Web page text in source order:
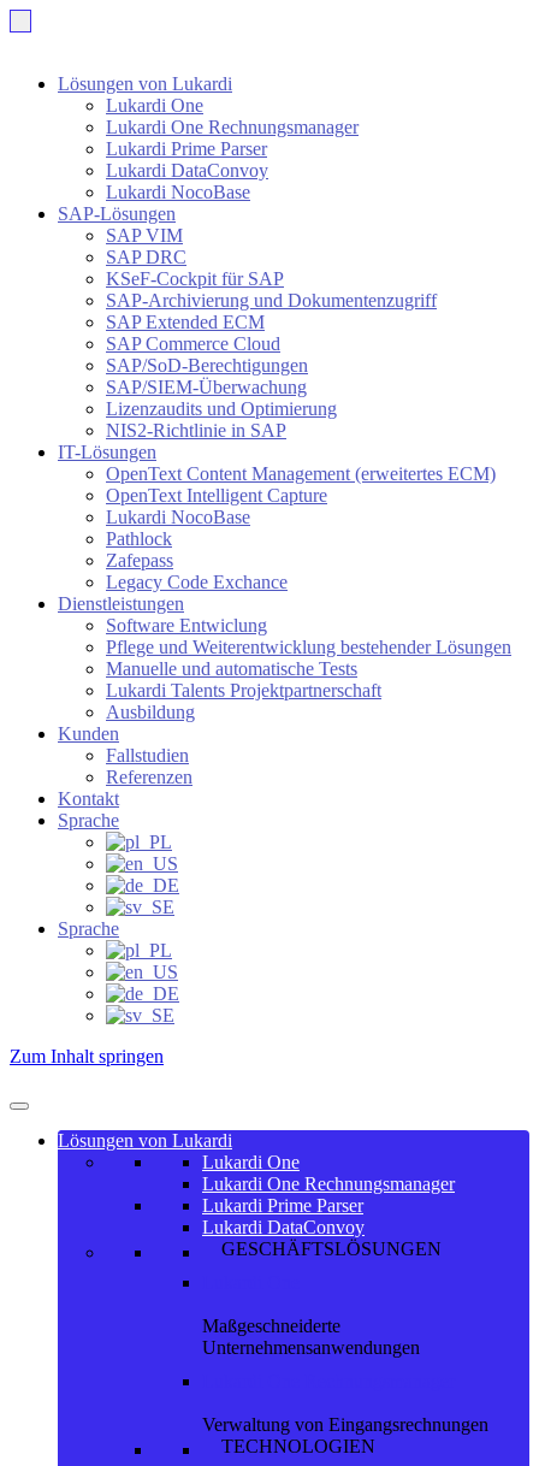
Lösungen von Lukardi
Lukardi One
Lukardi One Rechnungsmanager
Lukardi Prime Parser
Lukardi DataConvoy
Lukardi NocoBase
SAP-Lösungen
SAP VIM
SAP DRC
KSeF-Cockpit für SAP
SAP-Archivierung und Dokumentenzugriff
SAP Extended ECM
SAP Commerce Cloud
SAP/SoD-Berechtigungen
SAP/SIEM-Überwachung
Lizenzaudits und Optimierung
NIS2-Richtlinie in SAP
IT-Lösungen
OpenText Content Management (erweitertes ECM)
OpenText Intelligent Capture
Lukardi NocoBase
Pathlock
Zafepass
Legacy Code Exchance
Dienstleistungen
Software Entwiclung
Pflege und Weiterentwicklung bestehender Lösungen
Manuelle und automatische Tests
Lukardi Talents Projektpartnerschaft
Ausbildung
Kunden
Fallstudien
Referenzen
Kontakt
Sprache
Sprache
Zum Inhalt springen
Lösungen von Lukardi
Lukardi One
Lukardi One Rechnungsmanager
Lukardi Prime Parser
Lukardi DataConvoy
GESCHÄFTSLÖSUNGEN
Maßgeschneiderte
Unternehmensanwendungen
Verwaltung von Eingangsrechnungen
TECHNOLOGIEN